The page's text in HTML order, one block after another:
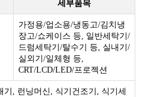
세부품목
가정용/업소용/냉동고/김치냉
장고/쇼케이스 등, 일반세탁기/
드럼세탁기/탈수기 등, 실내기/
실외기/일체형 등,
CRT/LCD/LED/프로젝션
기, 런닝머신, 식기건조기, 식기세